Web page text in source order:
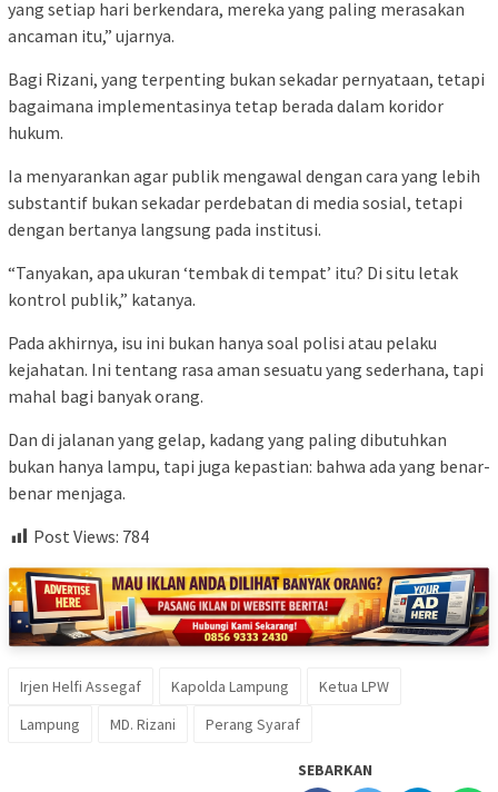
yang setiap hari berkendara, mereka yang paling merasakan
ancaman itu,” ujarnya.
Bagi Rizani, yang terpenting bukan sekadar pernyataan, tetapi
bagaimana implementasinya tetap berada dalam koridor
hukum.
Ia menyarankan agar publik mengawal dengan cara yang lebih
substantif bukan sekadar perdebatan di media sosial, tetapi
dengan bertanya langsung pada institusi.
“Tanyakan, apa ukuran ‘tembak di tempat’ itu? Di situ letak
kontrol publik,” katanya.
Pada akhirnya, isu ini bukan hanya soal polisi atau pelaku
kejahatan. Ini tentang rasa aman sesuatu yang sederhana, tapi
mahal bagi banyak orang.
Dan di jalanan yang gelap, kadang yang paling dibutuhkan
bukan hanya lampu, tapi juga kepastian: bahwa ada yang benar-
benar menjaga.
Post Views: 784
Irjen Helfi Assegaf Kapolda Lampung
Ketua LPW
Lampung
MD. Rizani Perang Syaraf
SEBARKAN